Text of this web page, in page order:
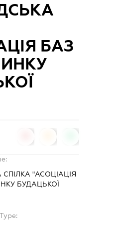
БАЗ
"АСОЦІАЦІЯ
БУДАЦЬКОЇ